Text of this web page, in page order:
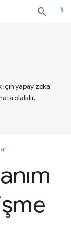
yapay zeka
olabilir.